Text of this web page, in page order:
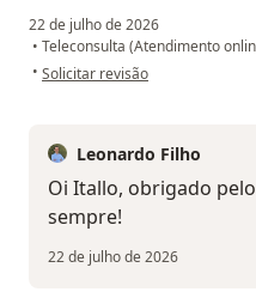
22 de julho de 2026
• Teleconsulta (Atendimento
• na opinião do utilizador Itallo
Solicitar revisão
Leonardo Filho
Oi Itallo, obrigado
sempre!
22 de julho de 2026